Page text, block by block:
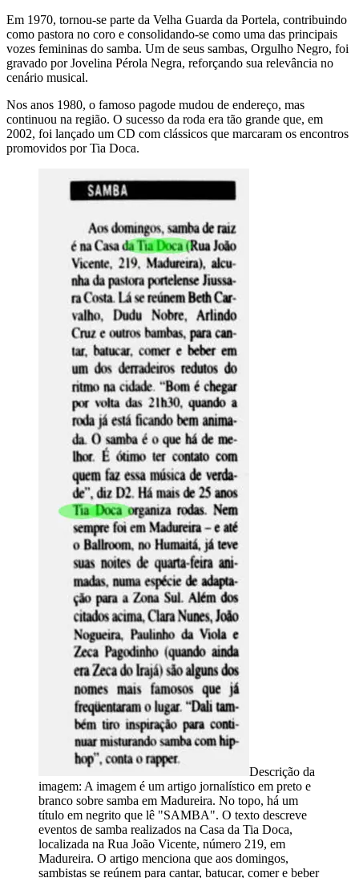
Em 1970, tornou-se parte da Velha Guarda da Portela, contribuindo
como pastora no coro e consolidando-se como uma das principais
vozes femininas do samba. Um de seus sambas, Orgulho Negro, foi
gravado por Jovelina Pérola Negra, reforçando sua relevância no
cenário musical.
Nos anos 1980, o famoso pagode mudou de endereço, mas
continuou na região. O sucesso da roda era tão grande que, em
2002, foi lançado um CD com clássicos que marcaram os encontros
promovidos por Tia Doca.
Descrição da
imagem: A imagem é um artigo jornalístico em preto e
branco sobre samba em Madureira. No topo, há um
título em negrito que lê "SAMBA". O texto descreve
eventos de samba realizados na Casa da Tia Doca,
localizada na Rua João Vicente, número 219, em
Madureira. O artigo menciona que aos domingos,
sambistas se reúnem para cantar, batucar, comer e beber